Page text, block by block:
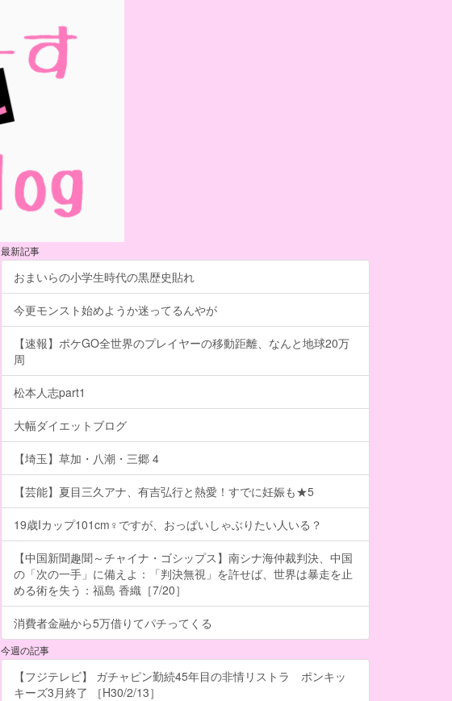
最新記事
おまいらの小学生時代の黒歴史貼れ
今更モンスト始めようか迷ってるんやが
【速報】ポケGO全世界のプレイヤーの移動距離、なんと地球20万
周
松本人志part1
大幅ダイエットブログ
【埼玉】草加・八潮・三郷 4
【芸能】夏目三久アナ、有吉弘行と熱愛！すでに妊娠も★5
19歳Iカップ101cm♀ですが、おっぱいしゃぶりたい人いる？
【中国新聞趣聞～チャイナ・ゴシップス】南シナ海仲裁判決、中国
の「次の一手」に備えよ：「判決無視」を許せば、世界は暴走を止
める術を失う：福島 香織［7/20］
消費者金融から5万借りてパチってくる
今週の記事
【フジテレビ】 ガチャピン勤続45年目の非情リストラ ポンキッ
キーズ3月終了 ［H30/2/13］